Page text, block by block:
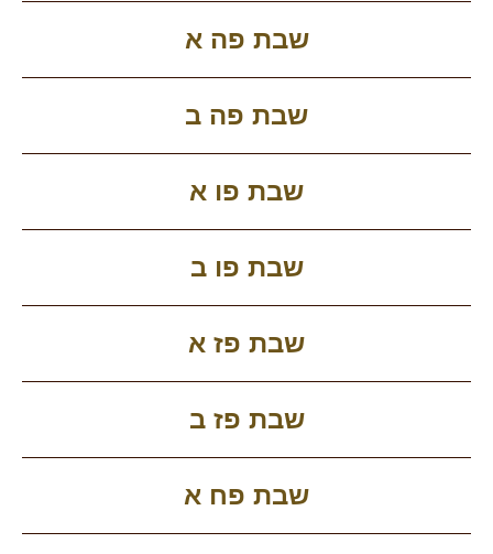
שבת פה א
שבת פה ב
שבת פו א
שבת פו ב
שבת פז א
שבת פז ב
שבת פח א